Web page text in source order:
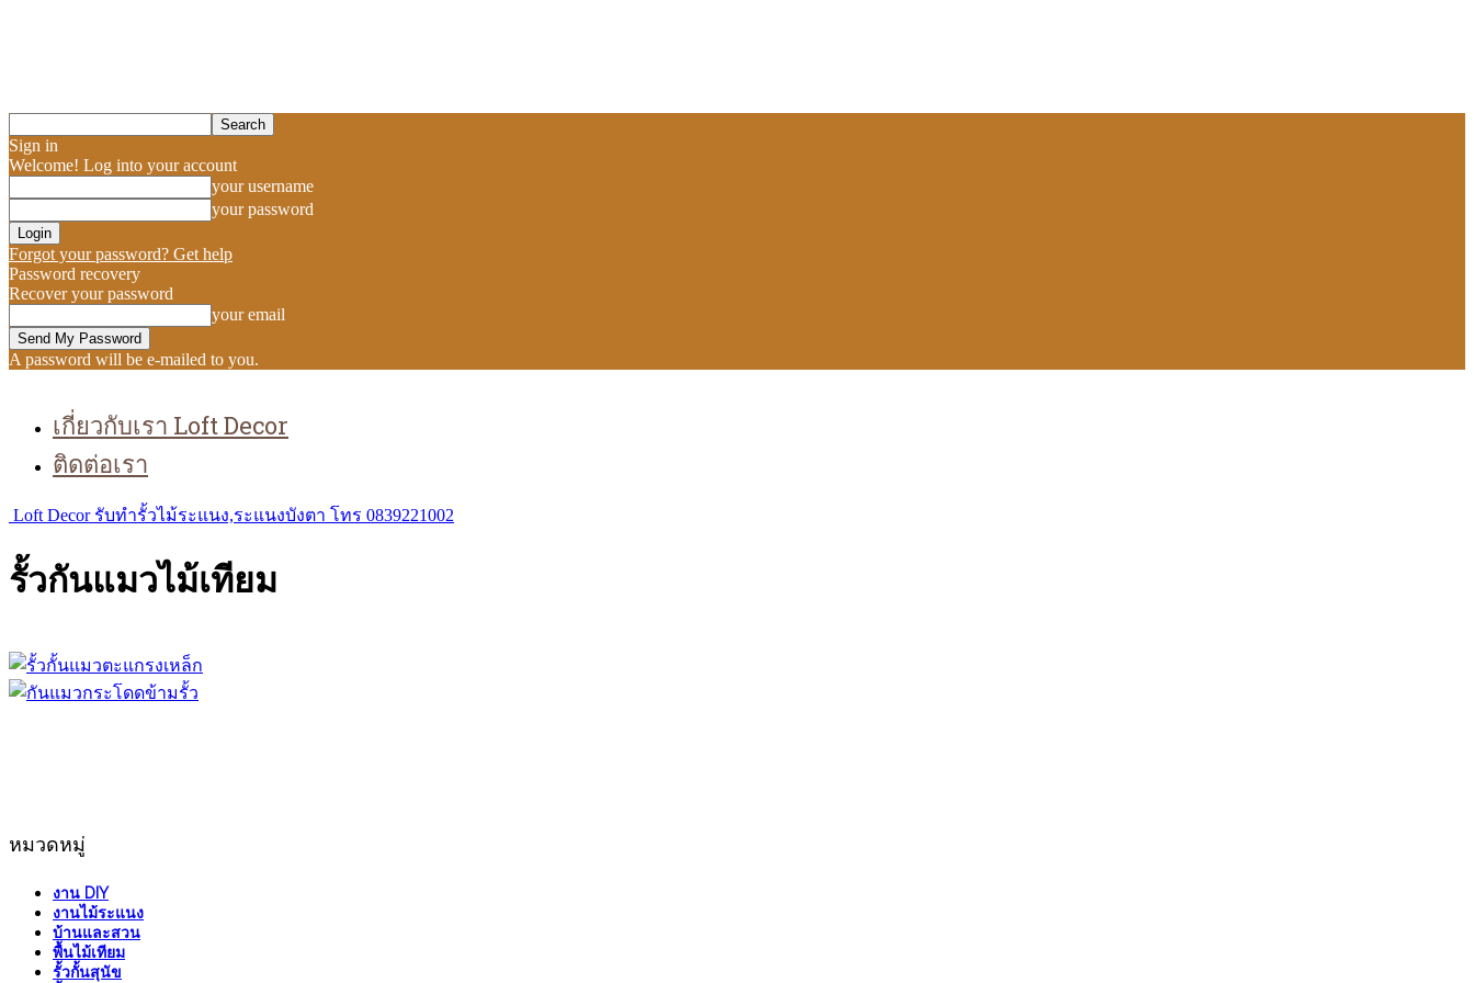
Sign in
Welcome! Log into your account
your username
your password
Forgot your password? Get help
Password recovery
Recover your password
your email
A password will be e-mailed to you.
เกี่ยวกับเรา Loft Decor
ติดต่อเรา
Loft Decor รับทำรั้วไม้ระแนง,ระแนงบังตา โทร 0839221002
รั้วกันแมวไม้เทียม
หมวดหมู่
งาน DIY
งานไม้ระแนง
บ้านและสวน
พื้นไม้เทียม
รั้วกั้นสุนัข